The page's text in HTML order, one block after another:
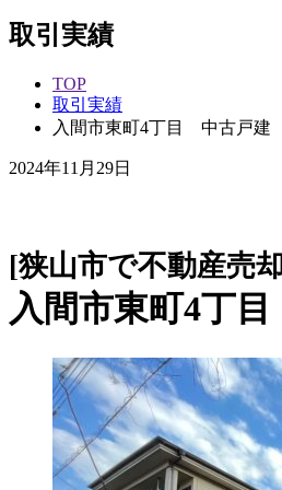
取引実績
TOP
取引実績
入間市東町4丁目 中古戸建
2024年11月29日
[狭山市で不動産売
入間市東町4丁